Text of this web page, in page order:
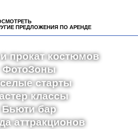
ПРЕДЛОЖЕНИЯ ПО АРЕНДЕ
прокат костюмов
ФотоЗоны
старты
классы
Бьюти бар
аттракционов